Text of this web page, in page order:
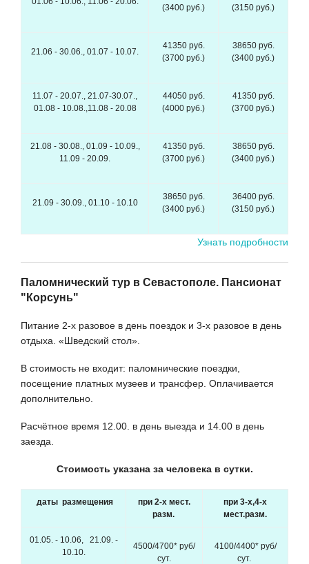
(3400 руб.) (3150 руб.)
21.06 - 30.06., 01.07 - 10.07.
41350 руб.
(3700 руб.)
38650 руб.
(3400 руб.)
11.07 - 20.07., 21.07-30.07.,
01.08 - 10.08.,11.08 - 20.08
44050 руб.
(4000 руб.)
41350 руб.
(3700 руб.)
21.08 - 30.08., 01.09 - 10.09.,
11.09 - 20.09.
41350 руб.
(3700 руб.)
38650 руб.
(3400 руб.)
21.09 - 30.09., 01.10 - 10.10
38650 руб.
(3400 руб.)
36400 руб.
(3150 руб.)
Узнать подробности
Паломнический тур в Севастополе. Пансионат
"Корсунь"
Питание 2-х разовое в день поездок и 3-х разовое в день
отдыха. «Шведский стол».
В стоимость не входит: паломнические поездки,
посещение платных музеев и трансфер. Оплачивается
дополнительно.
Расчётное время 12.00. в день выезда и 14.00 в день
заезда.
Стоимость указана за человека в сутки.
даты размещения
при 2-х мест.
разм.
при 3-х,4-х
мест.разм.
01.05. - 10.06, 21.09. -
10.10.
4500/4700* руб/
сут.
4100/4400* руб/
сут.